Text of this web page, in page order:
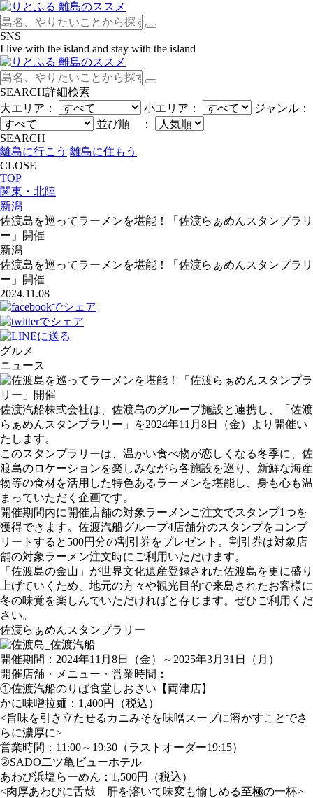
SNS
I live with the island and stay with the island
SEARCH詳細検索
大エリア：
小エリア：
ジャンル：
並び順 ：
SEARCH
離島に行こう 離島に住もう
CLOSE
TOP
関東・北陸
新潟
佐渡島を巡ってラーメンを堪能！「佐渡らぁめんスタンプラリ
ー」開催
新潟
佐渡島を巡ってラーメンを堪能！「佐渡らぁめんスタンプラリ
ー」開催
2024.11.08
グルメ
ニュース
佐渡汽船株式会社は、佐渡島のグループ施設と連携し、「佐渡
らぁめんスタンプラリー」を2024年11月8日（金）より開催い
たします。
このスタンプラリーは、温かい食べ物が恋しくなる冬季に、佐
渡島のロケーションを楽しみながら各施設を巡り、新鮮な海産
物等の食材を活用した特色あるラーメンを堪能し、身も心も温
まっていただく企画です。
開催期間内に開催店舗の対象ラーメンご注文でスタンプ1つを
獲得できます。佐渡汽船グループ4店舗分のスタンプをコンプ
リートすると500円分の割引券をプレゼント。割引券は対象店
舗の対象ラーメン注文時にご利用いただけます。
「佐渡島の金山」が世界文化遺産登録された佐渡島を更に盛り
上げていくため、地元の方々や観光目的で来島されたお客様に
冬の味覚を楽しんでいただければと存じます。ぜひご利用くだ
さい。
佐渡らぁめんスタンプラリー
開催期間：2024年11月8日（金）～2025年3月31日（月）
開催店舗・メニュー・営業時間：
①佐渡汽船のりば食堂しおさい【両津店】
かに味噌拉麺：1,400円（税込）
<旨味を引き立たせるカニみそを味噌スープに溶かすことでさ
らに濃厚に>
営業時間：11:00～19:30（ラストオーダー19:15）
②SADO二ツ亀ビューホテル
あわび浜塩らーめん：1,500円（税込）
<肉厚あわびに舌鼓 肝を溶いて味変も愉しめる至極の一杯>